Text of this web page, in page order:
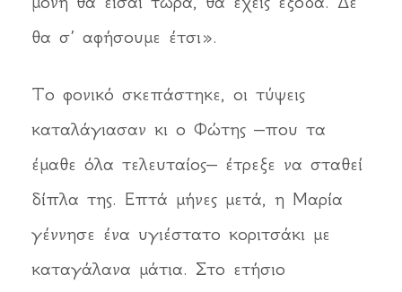
θα σ΄ αφήσουμε έτσι».
Το φονικό σκεπάστηκε, οι τύψεις
καταλάγιασαν κι ο Φώτης –που τα
έμαθε όλα τελευταίος– έτρεξε να σταθεί
δίπλα της. Επτά μήνες μετά, η Μαρία
γέννησε ένα υγιέστατο κοριτσάκι με
καταγάλανα μάτια. Στο ετήσιο